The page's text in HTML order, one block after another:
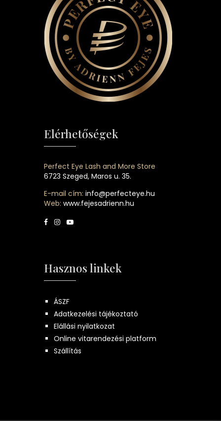
Elérhetőségek
Perfect Eye Lash and More Store
6723 Szeged, Maros u. 35.
E-mail cím: info@perfecteye.hu
Web: www.fejesadrienn.hu
Hasznos linkek
ÁSZF
Adatkezelési tájékoztató
Elállási nyilatkozat
Online vitarendezési platform
Szállítás